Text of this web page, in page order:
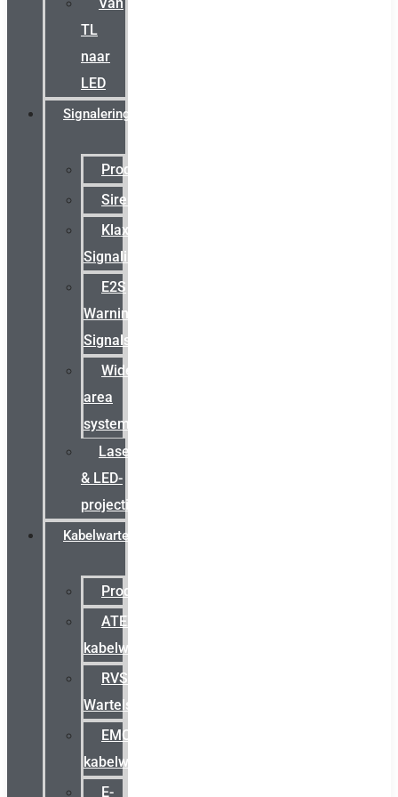
TL
naar
LED
Signalering
Productcatalogus
Sirena
Klaxon
Signaling
E2S
Warning
Signals
Wide
area
systemen
Laserbelijning
& LED-
projectie
Kabelwartels
Productcatalogus
ATEX
kabelwartels
RVS
Wartels
EMC
kabelwartels
E-